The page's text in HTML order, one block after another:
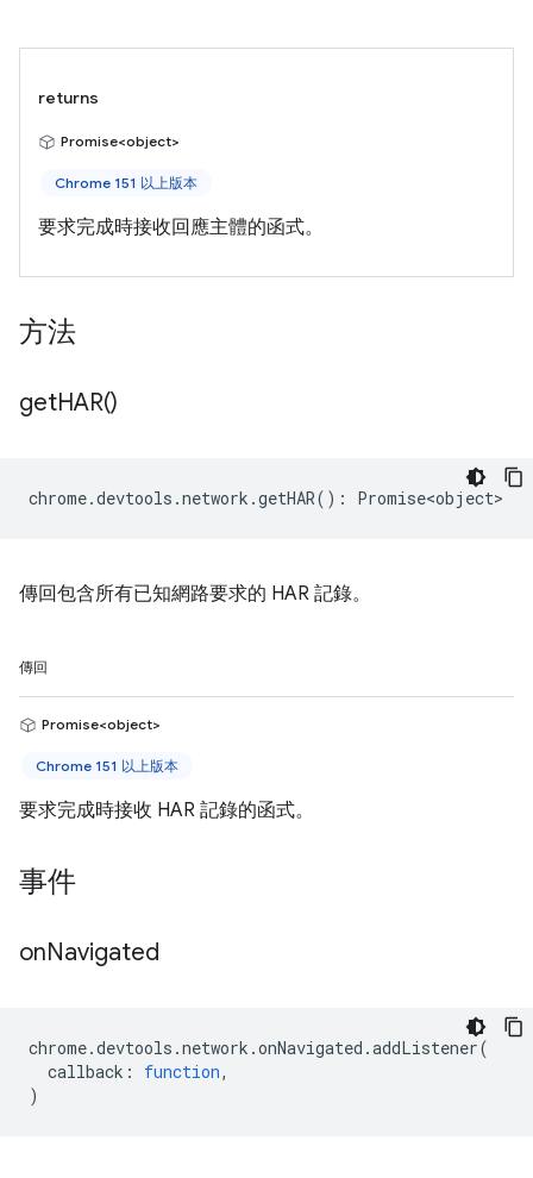
returns
Promise<object>
Chrome 151 以上版本
要求完成時接收回應主體的函式。
方法
getHAR()
chrome.devtools .network .getHAR() : Promise<object>
傳回包含所有已知網路要求的 HAR 記錄。
傳回
Promise<object>
Chrome 151 以上版本
要求完成時接收 HAR 記錄的函式。
事件
onNavigated
chrome.devtools .network .onNavigated .addListener(
callback : function,
)